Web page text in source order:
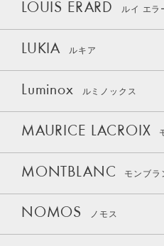
LOUIS ERARD ルイ エラ
LUKIA ルキア
Luminox ルミノックス
MAURICE LACROIX
MONTBLANC モンブラ
NOMOS ノモス